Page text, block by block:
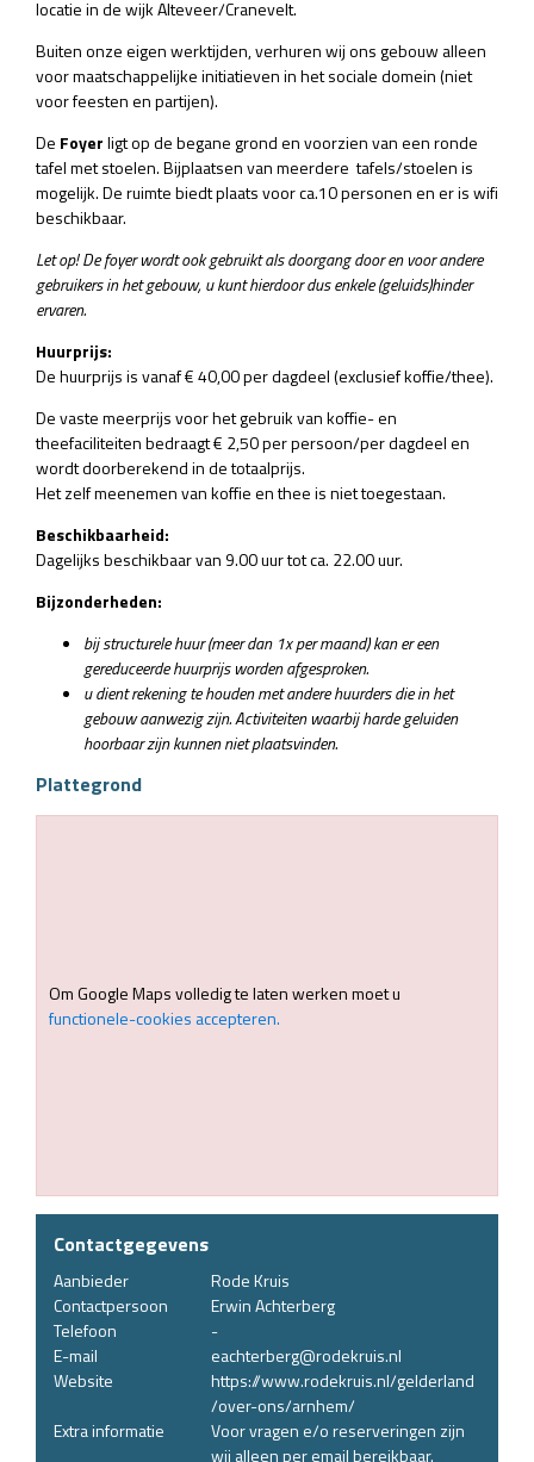
locatie in de wijk Alteveer/Cranevelt.
Buiten onze eigen werktijden, verhuren wij ons gebouw alleen
voor maatschappelijke initiatieven in het sociale domein (niet
voor feesten en partijen).
De Foyerligt op de begane grond en voorzien van een ronde
tafel met stoelen. Bijplaatsen van meerdere tafels/stoelen is
mogelijk. De ruimte biedt plaats voor ca.10 personen en er is wifi
beschikbaar.
Let op! De foyer wordt ook gebruikt als doorgang door en voor andere
gebruikers in het gebouw, u kunt hierdoor dus enkele (geluids)hinder
ervaren.
Huurprijs:
De huurprijs is vanaf € 40,00 per dagdeel (exclusief koffie/thee).
De vaste meerprijs voor het gebruik van koffie- en
theefaciliteiten bedraagt € 2,50 per persoon/per dagdeel en
wordt doorberekend in de totaalprijs.
Het zelf meenemen van koffie en thee is niet toegestaan.
Beschikbaarheid:
Dagelijks beschikbaar van 9.00 uur tot ca. 22.00 uur.
Bijzonderheden:
bij structurele huur (meer dan 1x per maand) kan er een
gereduceerde huurprijs worden afgesproken.
u dient rekening te houden metandere huurders die in het
gebouw aanwezig zijn. Activiteiten waarbij harde geluiden
hoorbaar zijn kunnen niet plaatsvinden.
Plattegrond
Om Google Maps volledig te laten werken moet u
functionele-cookies accepteren.
Contactgegevens
Aanbieder
Rode Kruis
Contactpersoon
Erwin Achterberg
Telefoon
-
E-mail
eachterberg@rodekruis.nl
Website
https://www.rodekruis.nl/gelderland
/over-ons/arnhem/
Extra informatie
Voor vragen e/o reserveringen zijn
wij alleen per email bereikbaar.